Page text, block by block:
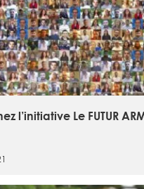
l’initiative Le FUTUR